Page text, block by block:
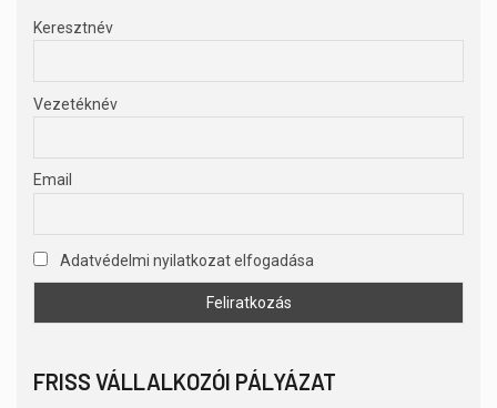
Keresztnév
Vezetéknév
Email
Adatvédelmi nyilatkozat elfogadása
FRISS VÁLLALKOZÓI PÁLYÁZAT